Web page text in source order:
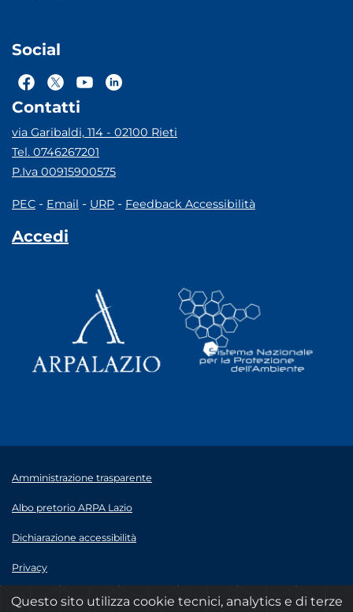
Social
Contatti
via Garibaldi, 114 - 02100 Rieti
Tel. 0746267201
P.Iva 00915900575
PEC - Email - URP - Feedback Accessibilità
Accedi
Amministrazione trasparente
Albo pretorio ARPA Lazio
Dichiarazione accessibilità
Privacy
Note legali
Questo sito utilizza cookie tecnici, analytics e di terze